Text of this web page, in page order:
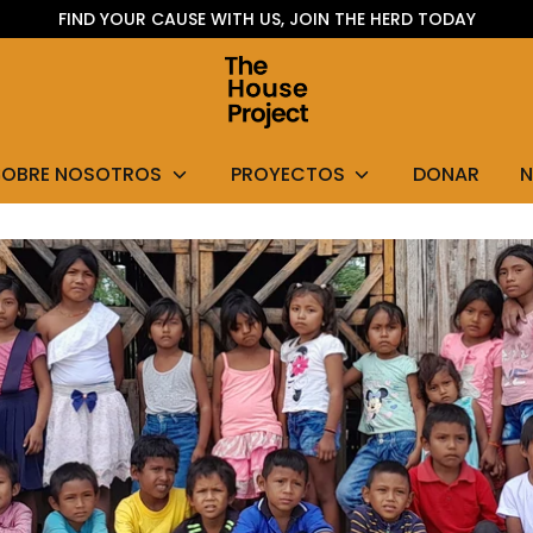
FIND YOUR CAUSE WITH US, JOIN THE HERD TODAY
tienda
NOSOTROS PROYECTOS DONAR